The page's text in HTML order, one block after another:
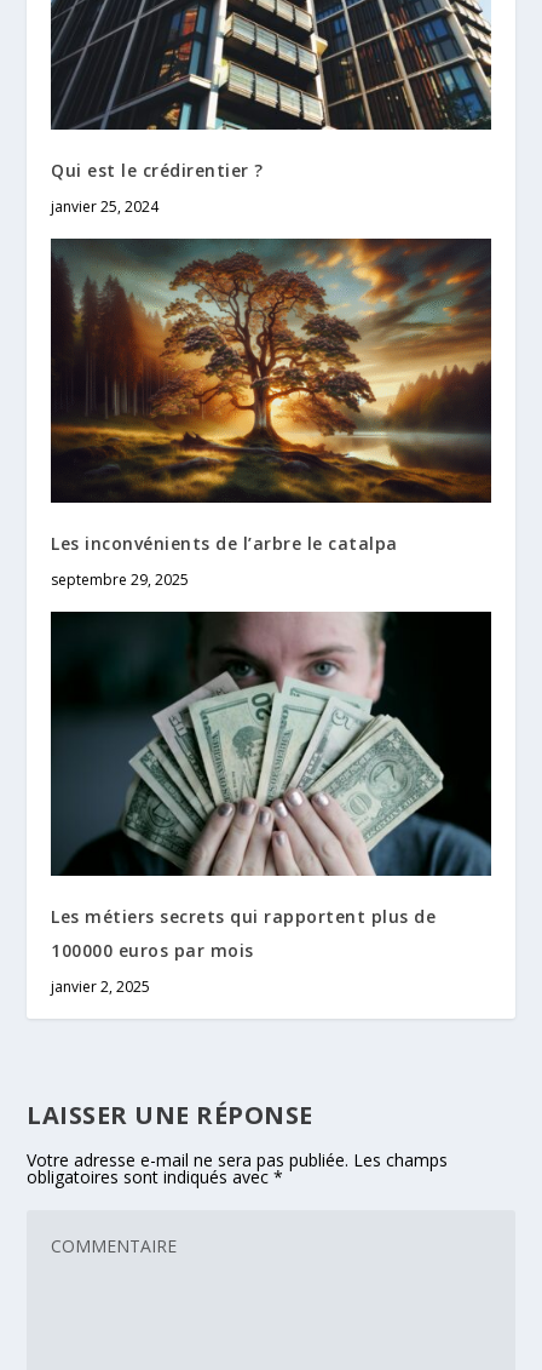
Qui est le crédirentier ?
janvier 25, 2024
Les inconvénients de l’arbre le catalpa
septembre 29, 2025
Les métiers secrets qui rapportent plus de
100000 euros par mois
janvier 2, 2025
LAISSER UNE RÉPONSE
Votre adresse e-mail ne sera pas publiée. Les champs
obligatoires sont indiqués avec*